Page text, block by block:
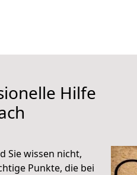
Hilfe
Sie wissen nicht,
Punkte, die bei